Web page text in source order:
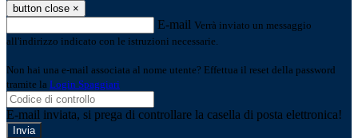
button close ×
E-mail Verrà inviato un messaggio
all'indirizzo indicato con le istruzioni necessarie.
Non hai una e-mail associata al nome utente? Effettua il reset della password
tramite la Login Spaggiari
E-mail inviata, si prega di controllare la casella di posta elettronica!